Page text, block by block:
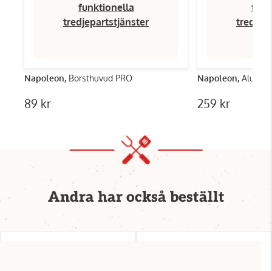
funktionella
tredjepartstjänster
Napoleon, Borsthuvud PRO
89 kr
Napoleon,
259 kr
Andra har också beställt